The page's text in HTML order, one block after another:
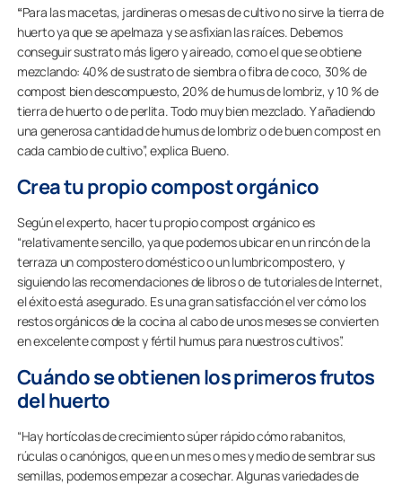
“Para las macetas, jardineras o mesas de cultivo no sirve la tierra de
huerto ya que se apelmaza y se asfixian las raíces. Debemos
conseguir sustrato más ligero y aireado, como el que se obtiene
mezclando: 40% de sustrato de siembra o fibra de coco, 30% de
compost bien descompuesto, 20% de humus de lombriz, y 10 % de
tierra de huerto o de perlita. Todo muy bien mezclado. Y añadiendo
una generosa cantidad de humus de lombriz o de buen compost en
cada cambio de cultivo”, explica Bueno.
Crea tu propio compost orgánico
Según el experto, hacer tu propio compost orgánico es
“relativamente sencillo, ya que podemos ubicar en un rincón de la
terraza un compostero doméstico o un lumbricompostero, y
siguiendo las recomendaciones de libros o de tutoriales de Internet,
el éxito está asegurado. Es una gran satisfacción el ver cómo los
restos orgánicos de la cocina al cabo de unos meses se convierten
en excelente compost y fértil humus para nuestros cultivos”.
Cuándo se obtienen los primeros frutos
del huerto
“Hay hortícolas de crecimiento súper rápido cómo rabanitos,
rúculas o canónigos, que en un mes o mes y medio de sembrar sus
semillas, podemos empezar a cosechar. Algunas variedades de